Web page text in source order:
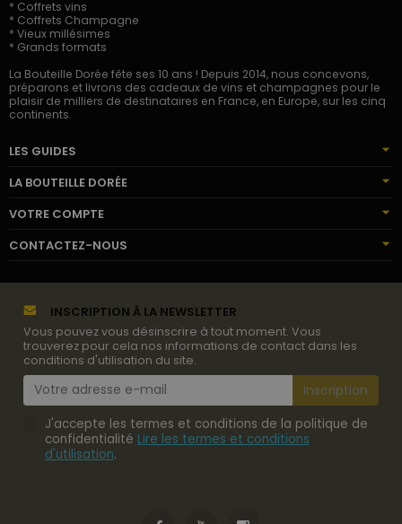
* Coffrets vins
* Coffrets Champagne
* Vieux millésimes
* Grands formats
La Bouteille Dorée fête ses 10 ans ! Depuis 2014, nous concevons,
préparons et livrons des cadeaux de vins et champagnes pour le
plaisir de milliers de destinataires en France, en Europe, sur les cinq
continents.
LES GUIDES
LA BOUTEILLE DORÉE
VOTRE COMPTE
CONTACTEZ-NOUS
INSCRIPTION À LA NEWSLETTER
Vous pouvez vous désinscrire à tout moment. Vous
trouverez pour cela nos informations de contact dans les
conditions d'utilisation du site.
J'accepte les termes et conditions de la politique de
confidentialité Lire les termes et conditions
d'utilisation.